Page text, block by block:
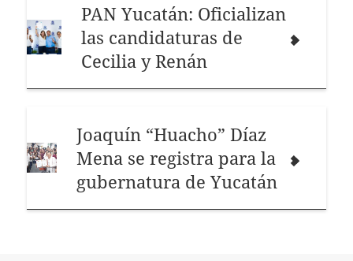
PAN Yucatán: Oficializan
las candidaturas de
Cecilia y Renán
Joaquín “Huacho” Díaz
Mena se registra para la
gubernatura de Yucatán